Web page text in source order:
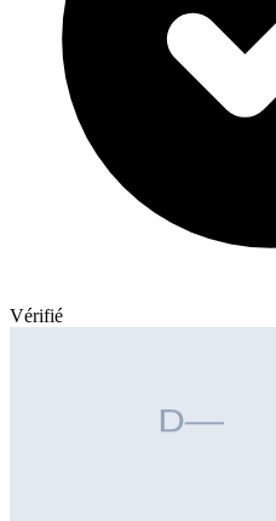
Vérifié